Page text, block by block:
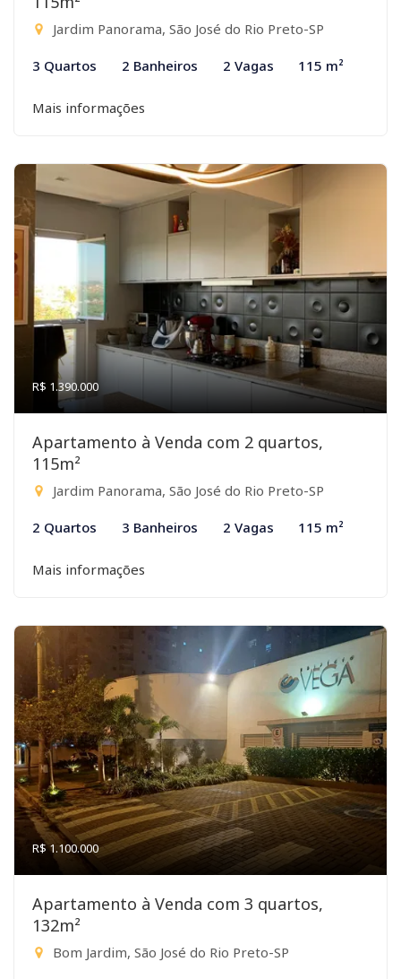
Jardim Panorama, São José do Rio Preto-SP
3 Quartos 2 Banheiros 2 Vagas 115 m²
Mais informações
R$ 1.390.000
Apartamento à Venda com 2 quartos,
115m²
Jardim Panorama, São José do Rio Preto-SP
2 Quartos 3 Banheiros 2 Vagas 115 m²
Mais informações
R$ 1.100.000
Apartamento à Venda com 3 quartos,
132m²
Bom Jardim, São José do Rio Preto-SP